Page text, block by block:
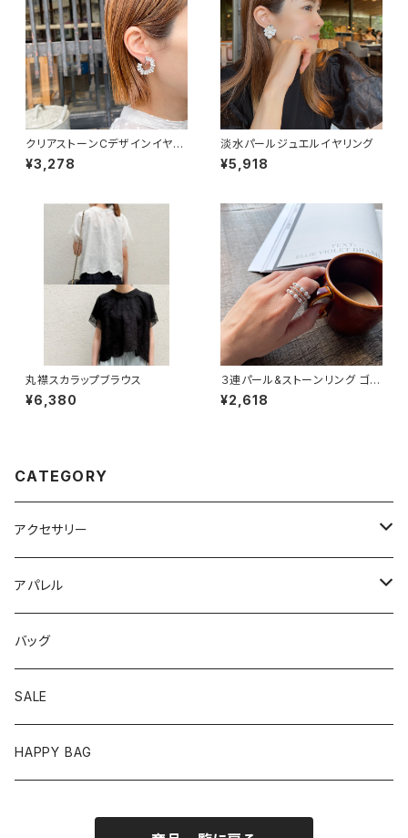
クリアストーンCデザインイヤリ
ング
¥3,278
淡水パールジュエルイヤリング
¥5,918
丸襟スカラップブラウス
¥6,380
３連パール&ストーンリング ゴー
ルド
¥2,618
CATEGORY
アクセサリー
ピアス
イヤリング
リング
バングル/ブレスレット
アパレル
トップス
ワンピース
ボトムス
バッグ
SALE
HAPPY BAG